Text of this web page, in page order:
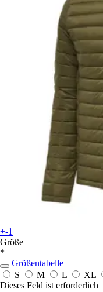
+-1
Größe
*
Größentabelle
S
M L XL
Dieses Feld ist erforderlich